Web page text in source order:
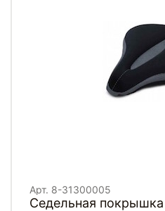
Арт. 8-31300005
Седельная покрышка ASD GEL-TECH